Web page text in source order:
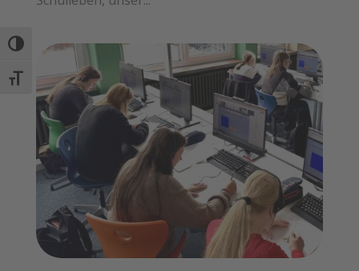
Umschalten auf hohe Kontraste
Schrift vergrößern